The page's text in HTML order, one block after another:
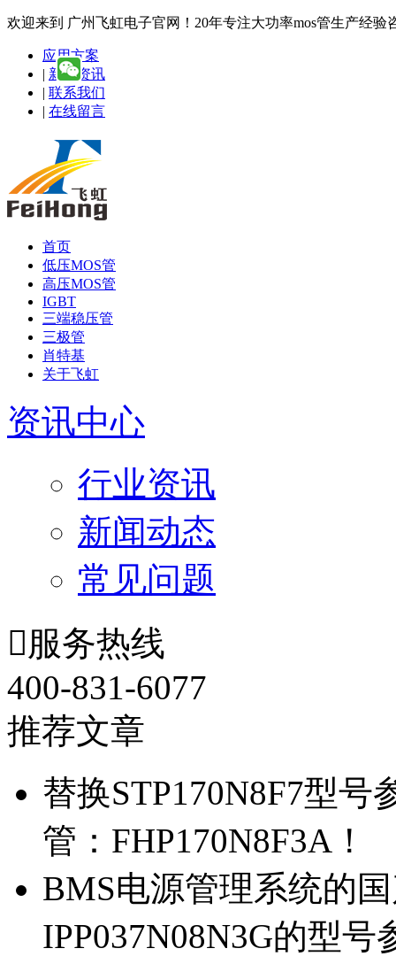
欢迎来到 广州飞虹电子官网！20年专注大功率mos管生产经验
应用方案
| 新闻资讯
| 联系我们
| 在线留言
首页
低压MOS管
高压MOS管
IGBT
三端稳压管
三极管
肖特基
关于飞虹
资讯中心
行业资讯
新闻动态
常见问题
服务热线
400-831-6077
推荐文章
替换STP170N8F7型
管：FHP170N8F3A！
BMS电源管理系统的
IPP037N08N3G的型号